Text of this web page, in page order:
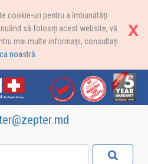
cookie-uri pentru a îmbunătăţi
să folosiți acest website, vă
mai multe informaţii, consultați
noastră